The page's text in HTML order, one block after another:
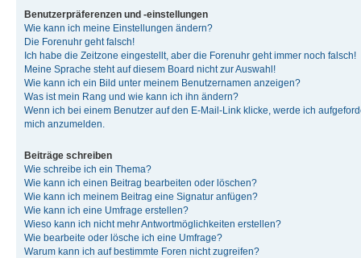
Benutzerpräferenzen und -einstellungen
Wie kann ich meine Einstellungen ändern?
Die Forenuhr geht falsch!
Ich habe die Zeitzone eingestellt, aber die Forenuhr geht immer noch falsch!
Meine Sprache steht auf diesem Board nicht zur Auswahl!
Wie kann ich ein Bild unter meinem Benutzernamen anzeigen?
Was ist mein Rang und wie kann ich ihn ändern?
Wenn ich bei einem Benutzer auf den E-Mail-Link klicke, werde ich
mich anzumelden.
Beiträge schreiben
Wie schreibe ich ein Thema?
Wie kann ich einen Beitrag bearbeiten oder löschen?
Wie kann ich meinem Beitrag eine Signatur anfügen?
Wie kann ich eine Umfrage erstellen?
Wieso kann ich nicht mehr Antwortmöglichkeiten erstellen?
Wie bearbeite oder lösche ich eine Umfrage?
Warum kann ich auf bestimmte Foren nicht zugreifen?